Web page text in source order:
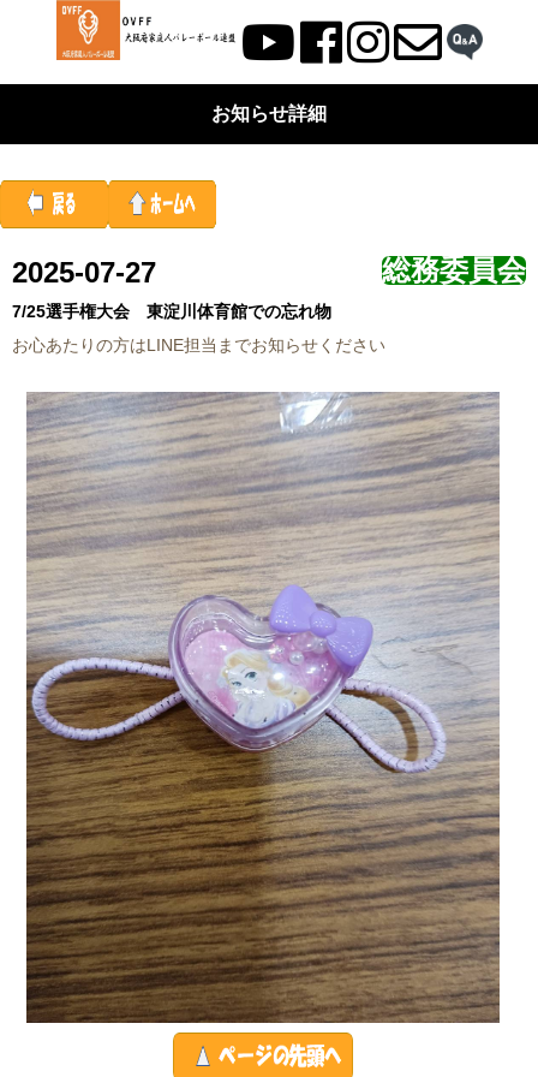
お知らせ詳細
2025-07-27 総務委員会
7/25選手権大会 東淀川体育館での忘れ物
お心あたりの方はLINE担当までお知らせください